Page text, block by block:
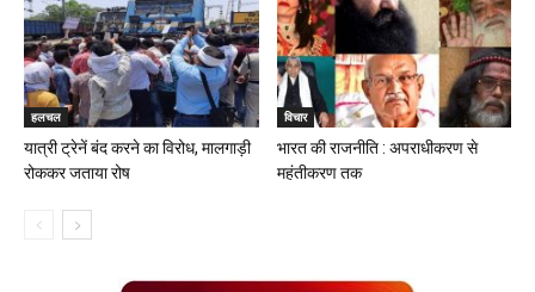
हलचल
यात्री ट्रेनें बंद करने का विरोध, मालगाड़ी
रोककर जताया रोष
विचार
भारत की राजनीति : अपराधीकरण से
महंतीकरण तक